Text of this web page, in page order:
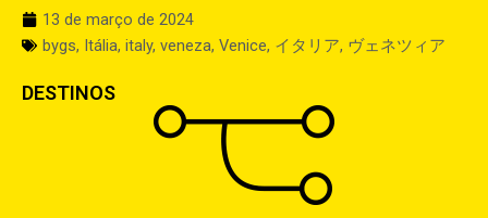
13 de março de 2024
bygs, Itália, italy, veneza, Venice, イタリア, ヴェネツィア
DESTINOS